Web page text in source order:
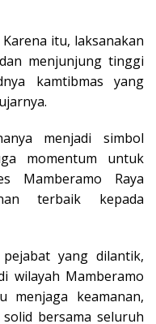
itu, laksanakan
menjunjung tinggi
kamtibmas yang
menjadi simbol
momentum untuk
Mamberamo Raya
terbaik kepada
yang dilantik,
wilayah Mamberamo
menjaga keamanan,
bersama seluruh